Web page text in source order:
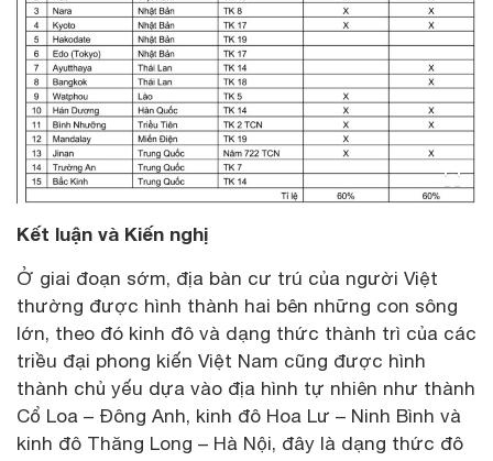
Kết luận và Kiến nghị
Ở giai đoạn sớm, địa bàn cư trú của người Việt
thường được hình thành hai bên những con sông
lớn, theo đó kinh đô và dạng thức thành trì của các
triều đại phong kiến Việt Nam cũng được hình
thành chủ yếu dựa vào địa hình tự nhiên như thành
Cổ Loa – Đông Anh, kinh đô Hoa Lư – Ninh Bình và
kinh đô Thăng Long – Hà Nội, đây là dạng thức đô